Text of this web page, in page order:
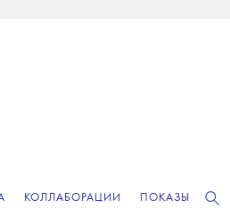
КОЛЛАБОРАЦИИ ПОКАЗЫ